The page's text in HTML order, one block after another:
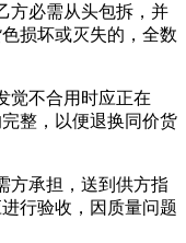
必需从头包拆，并
损坏或灭失的，全数
不合用时应正在
完整，以便退换同价货
承担，送到供方指
行验收，因质量问题